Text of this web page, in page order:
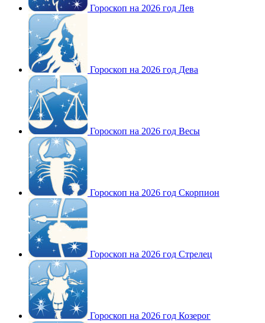
Гороскоп на 2026 год Лев
Гороскоп на 2026 год Дева
Гороскоп на 2026 год Весы
Гороскоп на 2026 год Скорпион
Гороскоп на 2026 год Стрелец
Гороскоп на 2026 год Козерог